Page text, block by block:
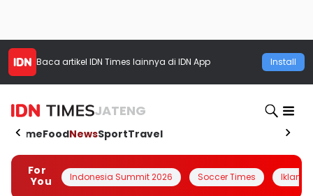
Baca artikel IDN Times lainnya di IDN App Install
JATENG
HomeFoodNewsSportTravel
For
You
Indonesia Summit 2026 Soccer Times Iklanin